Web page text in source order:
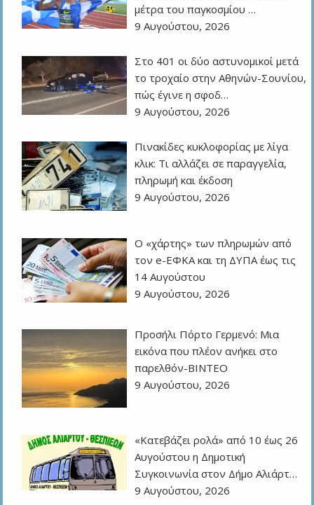
μέτρα του παγκοσμίου …
9 Αυγούστου, 2026
Στο 401 οι δύο αστυνομικοί μετά
το τροχαίο στην Αθηνών-Σουνίου,
πώς έγινε η σφοδ…
9 Αυγούστου, 2026
Πινακίδες κυκλοφορίας με λίγα
κλικ: Τι αλλάζει σε παραγγελία,
πληρωμή και έκδοση
9 Αυγούστου, 2026
Ο «χάρτης» των πληρωμών από
τον e-ΕΦΚΑ και τη ΔΥΠΑ έως τις
14 Αυγούστου
9 Αυγούστου, 2026
Προσήλι Πόρτο Γερμενό: Μια
εικόνα που πλέον ανήκει στο
παρελθόν-ΒΙΝΤΕΟ
9 Αυγούστου, 2026
«Κατεβάζει ρολά» από 10 έως 26
Αυγούστου η Δημοτική
Συγκοινωνία στον Δήμο Αλιάρτ…
9 Αυγούστου, 2026